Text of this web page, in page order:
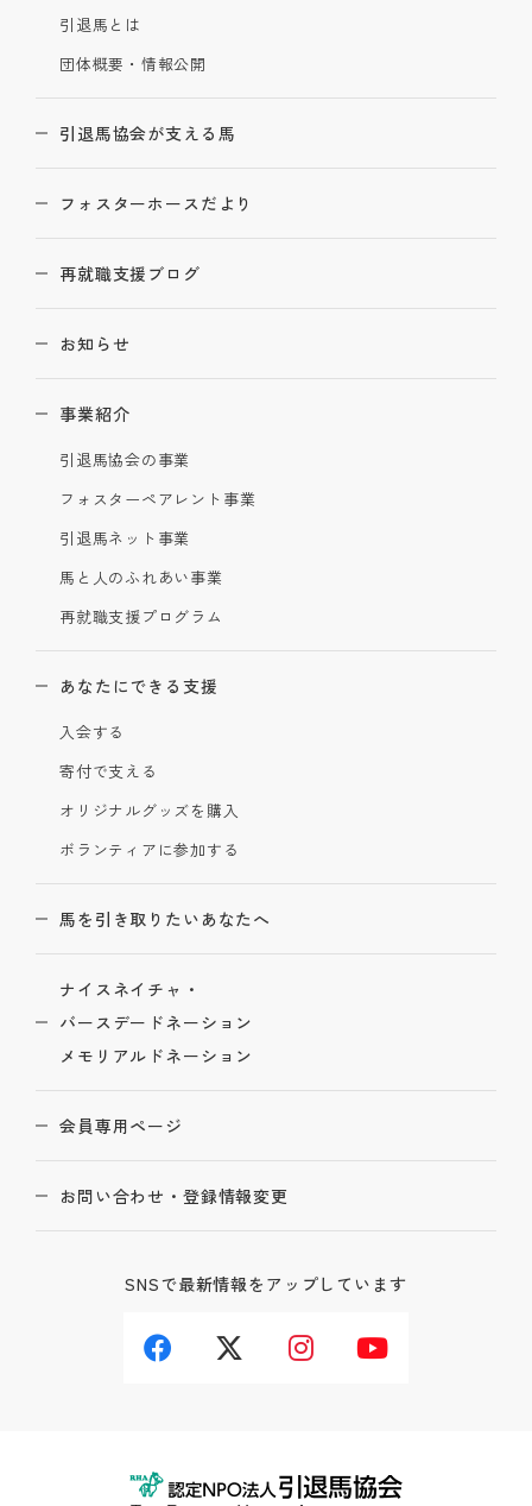
引退馬とは
団体概要・情報公開
引退馬協会が支える馬
フォスターホースだより
再就職支援ブログ
お知らせ
事業紹介
引退馬協会の事業
フォスターペアレント事業
引退馬ネット事業
馬と人のふれあい事業
再就職支援プログラム
あなたにできる支援
入会する
寄付で支える
オリジナルグッズを購入
ボランティアに参加する
馬を引き取りたいあなたへ
ナイスネイチャ・
バースデードネーション
メモリアルドネーション
会員専用ページ
お問い合わせ・登録情報変更
SNSで最新情報をアップしています